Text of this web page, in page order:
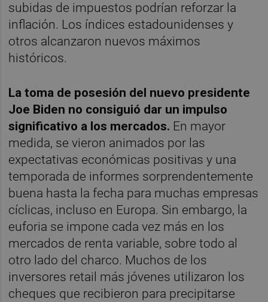
subidas de impuestos podrían reforzar la
inflación. Los índices estadounidenses y
otros alcanzaron nuevos máximos
históricos.
La toma de posesión del nuevo presidente
Joe Biden no consiguió dar un impulso
significativo a los mercados. En mayor
medida, se vieron animados por las
expectativas económicas positivas y una
temporada de informes sorprendentemente
buena hasta la fecha para muchas empresas
cíclicas, incluso en Europa. Sin embargo, la
euforia se impone cada vez más en los
mercados de renta variable, sobre todo al
otro lado del charco. Muchos de los
inversores retail más jóvenes utilizaron los
cheques que recibieron para precipitarse